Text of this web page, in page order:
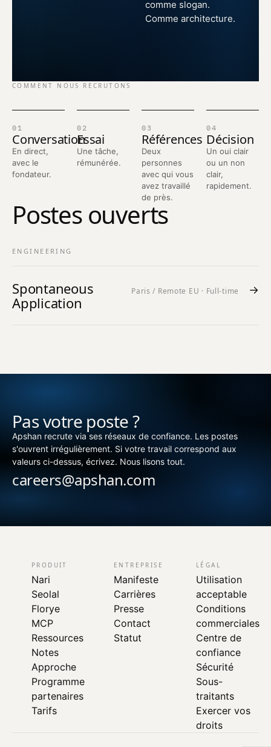
comme slogan.
Comme architecture.
COMMENT NOUS RECRUTONS
01
Conversation
En direct,
avec le
fondateur.
02
Essai
Une tâche,
rémunérée.
03
Références
Deux
personnes
avec qui vous
avez travaillé
de près.
04
Décision
Un oui clair
ou un non
clair,
rapidement.
Postes ouverts
ENGINEERING
Spontaneous
Application
Paris / Remote EU · Full-time →
Pas votre poste ?
Apshan recrute via ses réseaux de confiance. Les postes
s'ouvrent irrégulièrement. Si votre travail correspond aux
valeurs ci-dessus, écrivez. Nous lisons tout.
careers@apshan.com
PRODUIT
Nari
Seolal
Florye
MCP
Ressources
Notes
Approche
Programme
partenaires
Tarifs
ENTREPRISE
Manifeste
Carrières
Presse
Contact
Statut
LÉGAL
Utilisation
acceptable
Conditions
commerciales
Centre de
confiance
Sécurité
Sous-
traitants
Exercer vos
droits